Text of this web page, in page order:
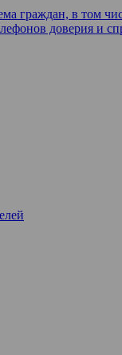
граждан, в том
доверия и